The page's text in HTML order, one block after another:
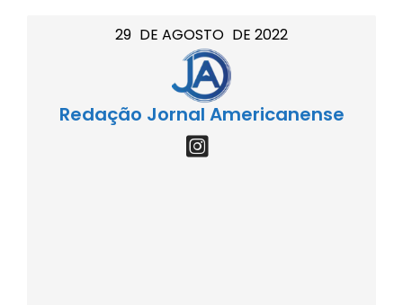
29 DE AGOSTO DE 2022
Redação Jornal Americanense